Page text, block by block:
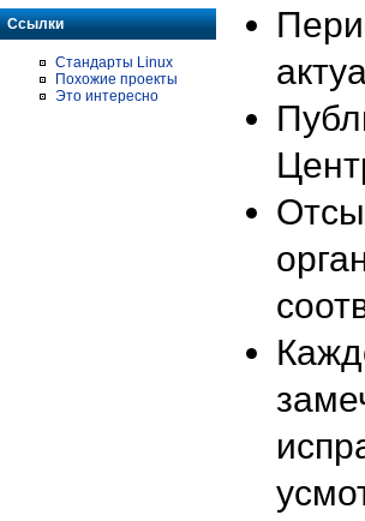
Ссылки
Стандарты Linux
Похожие проекты
Это интересно